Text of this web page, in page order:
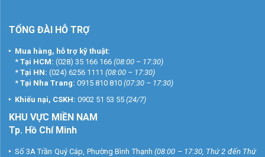
TỔNG ĐÀI HỖ TRỢ
Mua hàng, hỗ trợ kỹ thuật:
* Tại HCM: (028) 35 166 166 (08:00 – 17:30)
* Tại HN: (024) 6256 1111 (08:00 – 17:30)
* Tại Nha Trang: 0915 810 810 (07:30 – 17:30)
Khiếu nại, CSKH: 0902 51 53 55 (24/7)
KHU VỰC MIỀN NAM
Tp. Hồ Chí Minh
Số 3A Trần Quý Cáp, Phường Bình Thạnh (08:00 – 17:30, Thứ 2 đến Thứ